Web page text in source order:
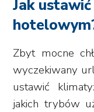
Jak
Zbyt mocne
wyczekiwany
ustawić
jakich trybów